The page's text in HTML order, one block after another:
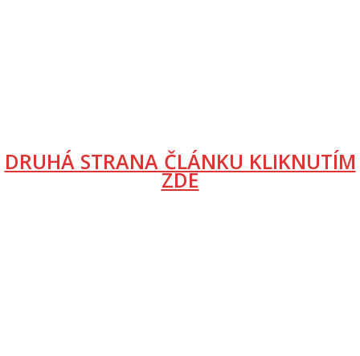
DRUHÁ STRANA ČLÁNKU KLIKNUTÍM
ZDE